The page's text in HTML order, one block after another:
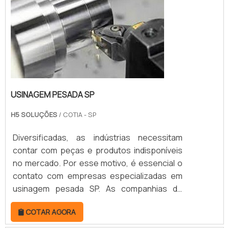
DETALHES S...
USINAGEM PESADA SP
H5 SOLUÇÕES / COTIA - SP
Diversificadas, as indústrias necessitam
contar com peças e produtos indisponíveis
no mercado. Por esse motivo, é essencial o
contato com empresas especializadas em
usinagem pesada SP. As companhias de
usinagem pesada são as responsáveis pela
elaboração em metal de componentes
COTAR AGORA